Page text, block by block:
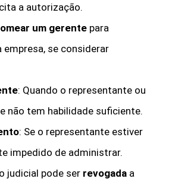
a autorização.
um gerente para
empresa, se considerar
: Quando o representante ou
não tem habilidade suficiente.
: Se o representante estiver
impedido de administrar.
judicial pode ser revogada a